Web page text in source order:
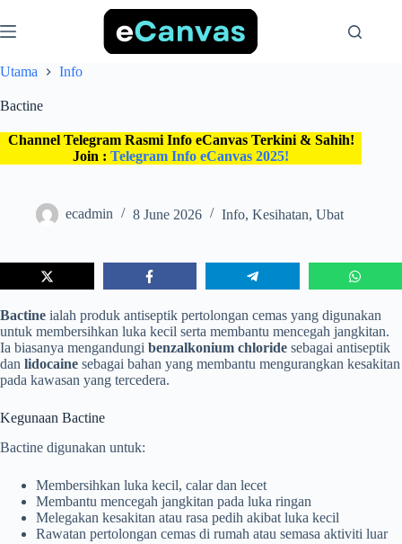
to
content
Utama Info
Bactine
Channel Telegram Rasmi Info eCanvas Terkini & Sahih!
Join :Telegram Info eCanvas 2025!
ecadmin 8 June 2026 Info, Kesihatan, Ubat
Bactine ialah produk antiseptik pertolongan cemas yang digunakan
untuk membersihkan luka kecil serta membantu mencegah jangkitan.
Ia biasanya mengandungi benzalkonium chloride sebagai antiseptik
dan lidocaine sebagai bahan yang membantu mengurangkan kesakitan
pada kawasan yang tercedera.
Kegunaan Bactine
Bactine digunakan untuk:
Membersihkan luka kecil, calar dan lecet
Membantu mencegah jangkitan pada luka ringan
Melegakan kesakitan atau rasa pedih akibat luka kecil
Rawatan pertolongan cemas di rumah atau semasa aktiviti luar